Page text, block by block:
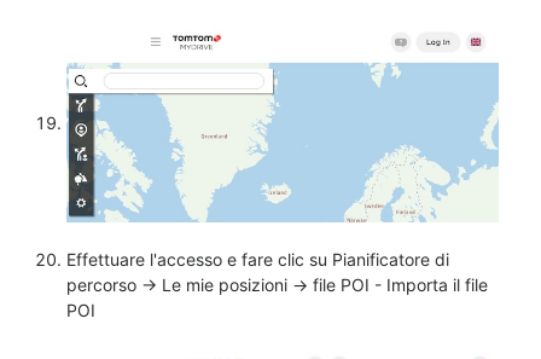
Effettuare l'accesso e fare clic su Pianificatore di
percorso -> Le mie posizioni -> file POI - Importa il file
POI